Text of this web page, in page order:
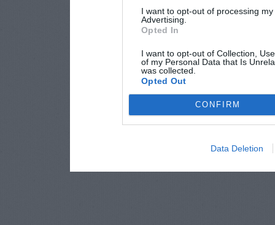
I want to opt-out of processing
Advertising.
Opted In
I want to opt-out of Collection,
of my Personal Data that Is
was collected.
Opted Out
CONFIRM
Data Deletion